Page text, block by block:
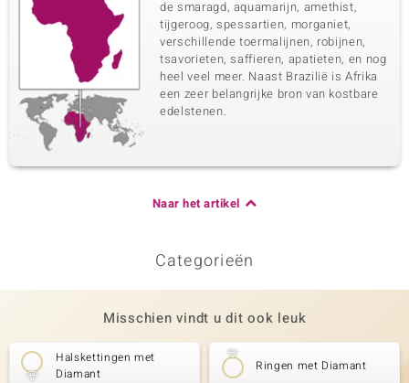
de smaragd, aquamarijn, amethist,
tijgeroog, spessartien, morganiet,
verschillende toermalijnen, robijnen,
tsavorieten, saffieren, apatieten, en nog
heel veel meer. Naast Brazilië is Afrika
een zeer belangrijke bron van kostbare
edelstenen.
Naar het artikel
Categorieën
Misschien vindt u dit ook leuk
Halskettingen met
Diamant
Ringen met Diamant